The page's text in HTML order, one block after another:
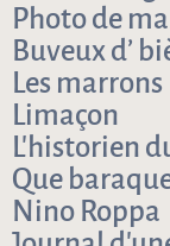
Photo de
Buveux d’
Les marrons
Limaçon
L’historien
Que
Nino Roppa